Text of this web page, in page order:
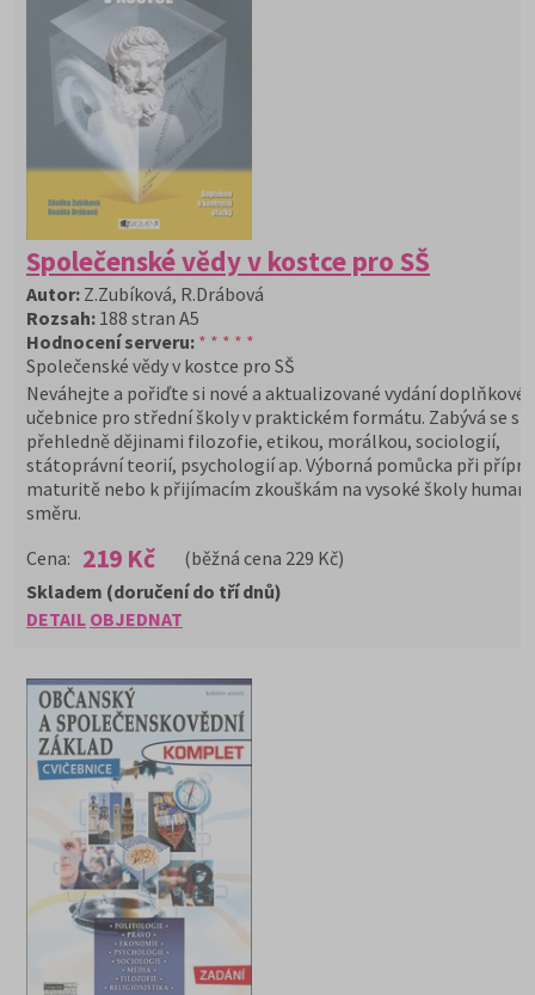
Společenské vědy v kostce pro SŠ
Autor: Z.Zubíková, R.Drábová
Rozsah: 188 stran A5
Hodnocení serveru: * * * * *
Společenské vědy v kostce pro SŠ
Neváhejte a pořiďte si nové a aktualizované vydání doplňkové
učebnice pro střední školy v praktickém formátu. Zabývá se
přehledně dějinami filozofie, etikou, morálkou, sociologií,
státoprávní teorií, psychologií ap. Výborná pomůcka při
maturitě nebo k přijímacím zkouškám na vysoké školy
směru.
Cena: 219 Kč (běžná cena 229 Kč)
DETAIL OBJEDNAT
Skladem (doručení do tří dnů)